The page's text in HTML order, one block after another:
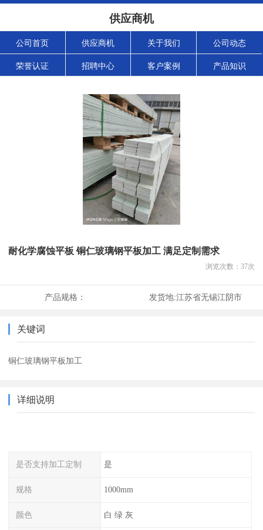
供应商机
公司首页 供应商机 关于我们 公司动态
荣誉认证 招聘中心 客户案例 产品知识
耐化学腐蚀平板 铜仁玻璃钢平板加工 满足定制需求
浏览次数： 37次
产品规格： 发货地:江苏省无锡江阴市
关键词
铜仁玻璃钢平板加工
详细说明
是否支持加工定制 是
规格 1000mm
颜色 白 绿 灰